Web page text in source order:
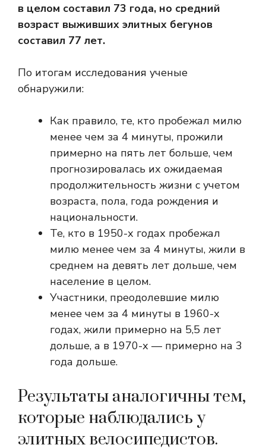
в целом составил 73 года, но средний
возраст выживших элитных бегунов
составил 77 лет.
По итогам исследования ученые
обнаружили:
Как правило, те, кто пробежал милю
менее чем за 4 минуты, прожили
примерно на пять лет больше, чем
прогнозировалась их ожидаемая
продолжительность жизни с учетом
возраста, пола, года рождения и
национальности.
Те, кто в 1950-х годах пробежал
милю менее чем за 4 минуты, жили в
среднем на девять лет дольше, чем
население в целом.
Участники, преодолевшие милю
менее чем за 4 минуты в 1960-х
годах, жили примерно на 5,5 лет
дольше, а в 1970-х — примерно на 3
года дольше.
Результаты аналогичны тем,
которые наблюдались у
элитных велосипедистов.